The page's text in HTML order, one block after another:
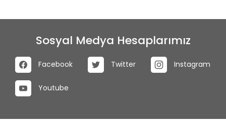
Sosyal Medya Hesaplarımız
Facebook Twitter Instagram
Youtube